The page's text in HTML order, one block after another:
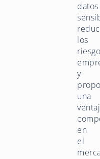
datos
los
y
una
en
el